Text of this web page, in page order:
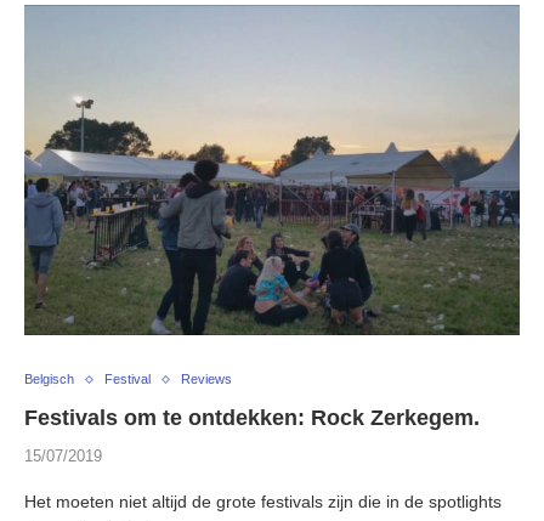
Belgisch Festival Reviews
Festivals om te ontdekken: Rock Zerkegem.
15/07/2019
Het moeten niet altijd de grote festivals zijn die in de spotlights